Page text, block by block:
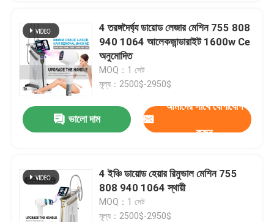
4 তরঙ্গদৈর্ঘ্য ডায়োড লেজার মেশিন 755 808
940 1064 আলেকজান্ডারাইট 1600w Ce
অনুমোদিত
MOQ：1 সেট
মূল্য：2500$-2950$
ভালো দাম
আমাদের সাথে যোগাযোগ
করুন
4 ইঞ্চি ডায়োড হেয়ার রিমুভাল মেশিন 755
808 940 1064 স্থায়ী
MOQ：1 সেট
মূল্য：2500$-2950$